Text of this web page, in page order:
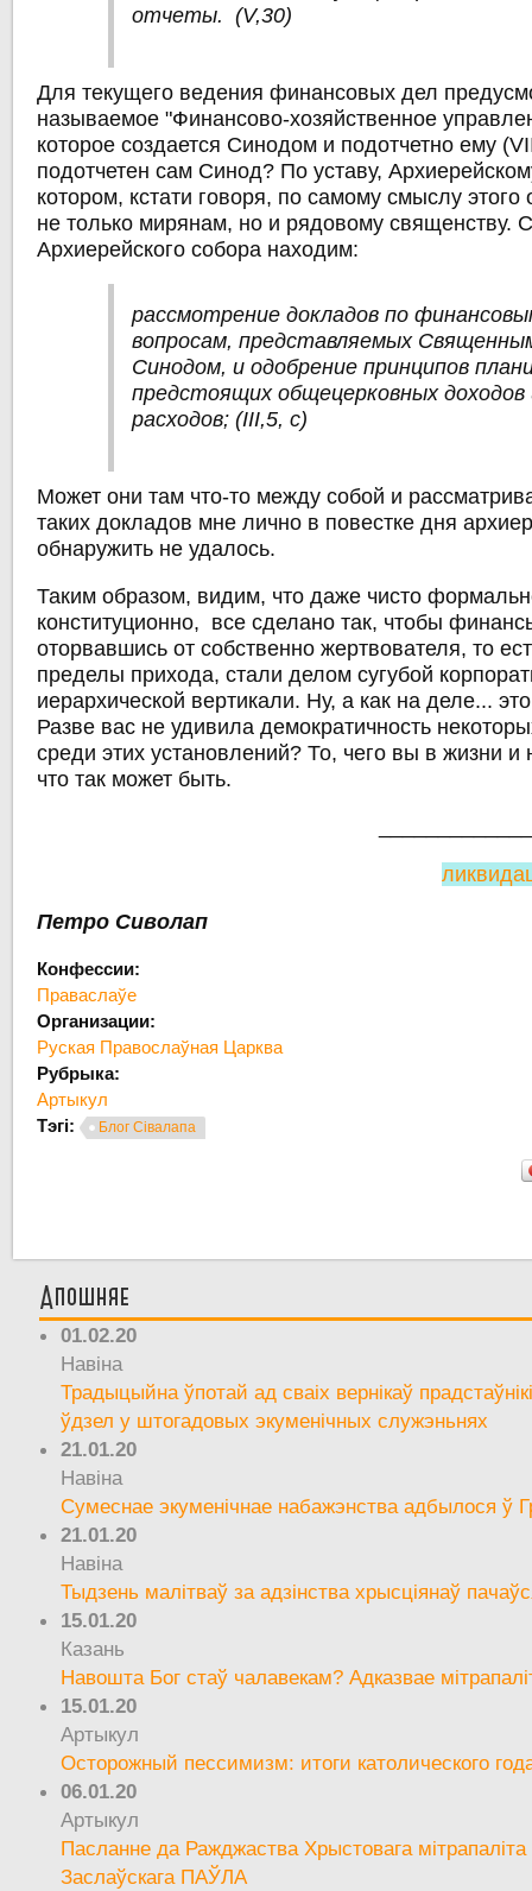
отчеты. (V,30)
Для текущего ведения финансовых дел
называемое "Финансово-хозяйственное
которое создается Синодом и подотчетно ему
подотчетен сам Синод? По уставу,
котором, кстати говоря, по самому смыслу этого
не только мирянам, но и рядовому священству.
Архиерейского собора находим:
рассмотрение докладов по
вопросам, представляемых
Синодом, и одобрение принципов
предстоящих общецерковных доходов
расходов; (III,5, с)
Может они там что-то между собой и
таких докладов мне лично в повестке дня
обнаружить не удалось.
Таким образом, видим, что даже чисто
конституционно, все сделано так, чтобы
оторвавшись от собственно жертвователя, то
пределы прихода, стали делом сугубой
иерархической вертикали. Ну, а как на деле...
Разве вас не удивила демократичность
среди этих установлений? То, чего вы в жизни и
что так может быть.
Петро Сиволап
Конфессии:
Праваслаўе
Организации:
Руская Правослаўная Царква
Рубрыка:
Артыкул
Тэгі:
Блог Сівалапа
Апошняе
01.02.20
Навіна
Традыцыйна ўпотай ад сваіх вернікаў
ўдзел у штогадовых экуменічных служэньнях
21.01.20
Навіна
Сумеснае экуменічнае набажэнства адбылося ў
21.01.20
Навіна
Тыдзень малітваў за адзінства хрысціянаў
15.01.20
Казань
Навошта Бог стаў чалавекам? Адказвае
15.01.20
Артыкул
Осторожный пессимизм: итоги католического
06.01.20
Артыкул
Пасланне да Ражджаства Хрыстовага мітрапаліта
Заслаўскага ПАЎЛА